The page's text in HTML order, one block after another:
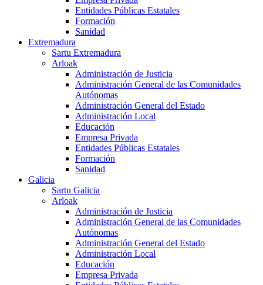
Entidades Públicas Estatales
Formación
Sanidad
Extremadura
Sartu Extremadura
Arloak
Administración de Justicia
Administración General de las Comunidades
Autónomas
Administración General del Estado
Administración Local
Educación
Empresa Privada
Entidades Públicas Estatales
Formación
Sanidad
Galicia
Sartu Galicia
Arloak
Administración de Justicia
Administración General de las Comunidades
Autónomas
Administración General del Estado
Administración Local
Educación
Empresa Privada